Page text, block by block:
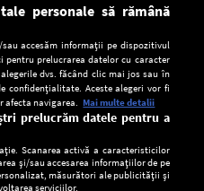
FM pentru smartphone:
personale să rămână
accesăm informații pe dispozitivul
prelucrarea datelor cu caracter
dvs. făcând clic mai jos sau în
confidențialitate. Aceste alegeri vor fi
afecta navigarea. Mai multe detalii
prelucrăm datele pentru a
Scanarea activă a caracteristicilor
și/sau accesarea informațiilor de pe
măsurători ale publicității și
serviciilor.